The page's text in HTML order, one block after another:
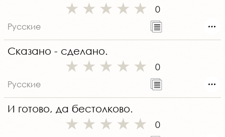
0
Русские
Сказано - сделано.
0
Русские
И готово, да бестолково.
0